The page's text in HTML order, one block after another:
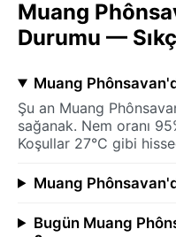
Muang
Durumu —
Muang
Şu an Muang
sağanak. Nem oranı
Koşullar 27°C gibi
Muang
Bugün Muang